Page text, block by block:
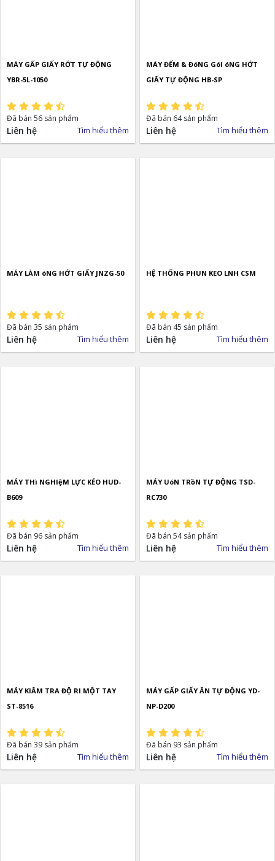
MÁY GẤP GIẤY RỚT TỰ ĐỘNG
YBR-5L-1050
Đã bán 56 sản phẩm
Liên hệ Tìm hiểu thêm
MÁY ĐẾM & ĐóNG GóI óNG HỚT
GIẤY TỰ ĐỘNG HB-SP
Đã bán 64 sản phẩm
Liên hệ Tìm hiểu thêm
MÁY LÀM óNG HỚT GIẤY JNZG-50
Đã bán 35 sản phẩm
Liên hệ Tìm hiểu thêm
HỆ THỐNG PHUN KEO LNH CSM
Đã bán 45 sản phẩm
Liên hệ Tìm hiểu thêm
MÁY THì NGHIệM LỰC KÉO HUD-
B609
Đã bán 96 sản phẩm
Liên hệ Tìm hiểu thêm
MÁY UóN TRồN TỰ ĐỘNG TSD-
RC730
Đã bán 54 sản phẩm
Liên hệ Tìm hiểu thêm
MÁY KIÂM TRA ĐỘ RI MỘT TAY
ST-8516
Đã bán 39 sản phẩm
Liên hệ Tìm hiểu thêm
MÁY GẤP GIẤY ĂN TỰ ĐỘNG YD-
NP-D200
Đã bán 93 sản phẩm
Liên hệ Tìm hiểu thêm